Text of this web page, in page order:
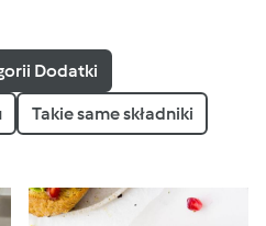
Dodatki
Takie same składniki